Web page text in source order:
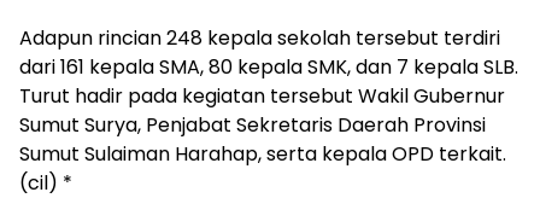
Adapun rincian 248 kepala sekolah tersebut terdiri
dari 161 kepala SMA, 80 kepala SMK, dan 7 kepala SLB.
Turut hadir pada kegiatan tersebut Wakil Gubernur
Sumut Surya, Penjabat Sekretaris Daerah Provinsi
Sumut Sulaiman Harahap, serta kepala OPD terkait.
(cil) *